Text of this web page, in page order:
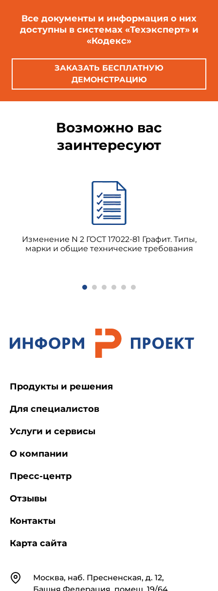
Все документы и информация о них
доступны в системах «Техэксперт» и
«Кодекс»
ЗАКАЗАТЬ БЕСПЛАТНУЮ
ДЕМОНСТРАЦИЮ
Возможно вас
заинтересуют
Изменение N 2 ГОСТ 17022-81 Графит. Типы,
марки и общие технические требования
КонтактыМосква, наб. Пресненская, д. 12,
Продукты и решения
Для специалистов
Услуги и сервисы
О компании
Пресс-центр
Отзывы
Контакты
Карта сайта